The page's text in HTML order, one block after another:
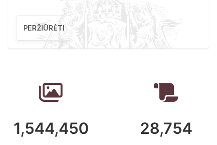
PERŽIŪRĖTI
1,544,450 28,754